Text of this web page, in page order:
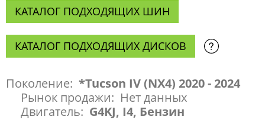
КАТАЛОГ ПОДХОДЯЩИХ ШИН
КАТАЛОГ ПОДХОДЯЩИХ ДИСКОВ
Поколение: *Tucson IV (NX4) 2020 - 2024
Рынок продажи: Нет данных
Двигатель: G4KJ, I4, Бензин